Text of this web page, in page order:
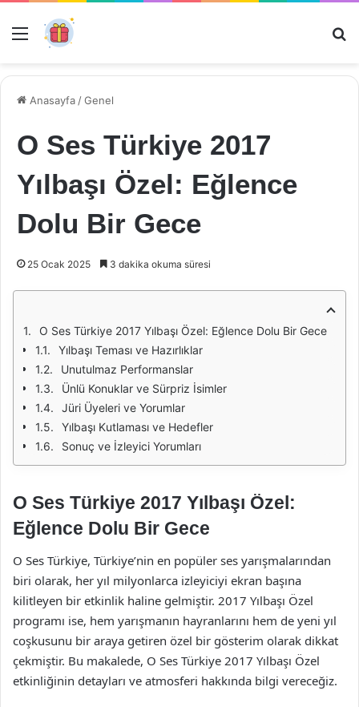
Menü
Anasayfa /Genel
O Ses Türkiye 2017
Yılbaşı Özel: Eğlence
Dolu Bir Gece
25 Ocak 2025 3 dakika okuma süresi
O Ses Türkiye 2017 Yılbaşı Özel: Eğlence Dolu Bir Gece
Yılbaşı Teması ve Hazırlıklar
Unutulmaz Performanslar
Ünlü Konuklar ve Sürpriz İsimler
Jüri Üyeleri ve Yorumlar
Yılbaşı Kutlaması ve Hedefler
Sonuç ve İzleyici Yorumları
O Ses Türkiye 2017 Yılbaşı Özel:
Eğlence Dolu Bir Gece
O Ses Türkiye, Türkiye’nin en popüler ses yarışmalarından
biri olarak, her yıl milyonlarca izleyiciyi ekran başına
kilitleyen bir etkinlik haline gelmiştir. 2017 Yılbaşı Özel
programı ise, hem yarışmanın hayranlarını hem de yeni yıl
coşkusunu bir araya getiren özel bir gösterim olarak dikkat
çekmiştir. Bu makalede, O Ses Türkiye 2017 Yılbaşı Özel
etkinliğinin detayları ve atmosferi hakkında bilgi vereceğiz.